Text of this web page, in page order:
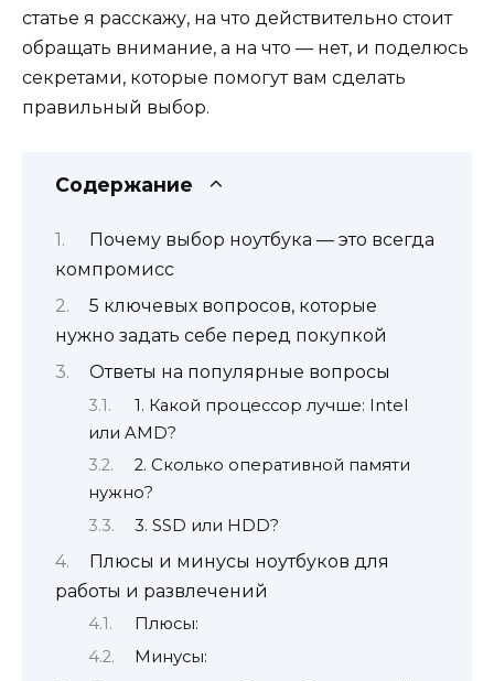
статье я расскажу, на что действительно стоит
обращать внимание, а на что — нет, и поделюсь
секретами, которые помогут вам сделать
правильный выбор.
Содержание
Почему выбор ноутбука — это всегда
компромисс
5 ключевых вопросов, которые
нужно задать себе перед покупкой
Ответы на популярные вопросы
1. Какой процессор лучше: Intel
или AMD?
2. Сколько оперативной памяти
нужно?
3. SSD или HDD?
Плюсы и минусы ноутбуков для
работы и развлечений
Плюсы:
Минусы: